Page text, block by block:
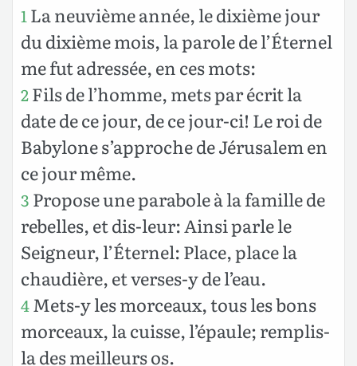
1 La neuvième année, le dixième jour
du dixième mois, la parole de l’Éternel
me fut adressée, en ces mots:
2Fils de l’homme, mets par écrit la
date de ce jour, de ce jour-ci! Le roi de
Babylone s’approche de Jérusalem en
ce jour même.
3 Propose une parabole à la famille de
rebelles, et dis-leur: Ainsi parle le
Seigneur, l’Éternel: Place, place la
chaudière, et verses-y de l’eau.
4Mets-y les morceaux, tous les bons
morceaux, la cuisse, l’épaule; remplis-
la des meilleurs os.